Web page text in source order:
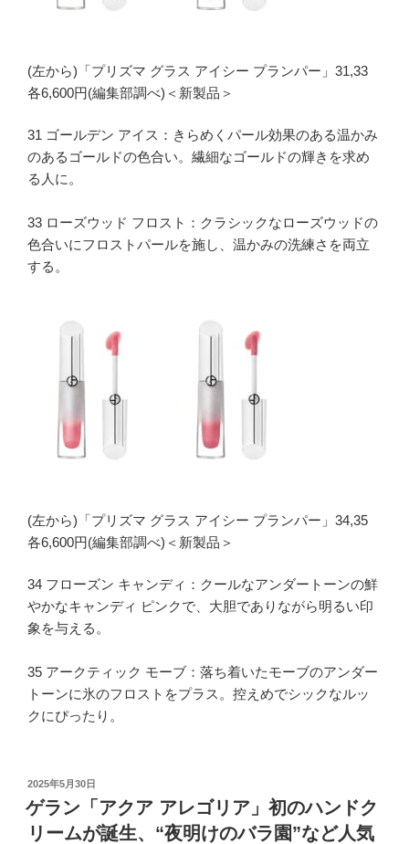
(左から)「プリズマ グラス アイシー プランパー」31,33
各6,600円(編集部調べ)＜新製品＞
31 ゴールデン アイス：きらめくパール効果のある温かみ
のあるゴールドの色合い。繊細なゴールドの輝きを求め
る人に。
33 ローズウッド フロスト：クラシックなローズウッドの
色合いにフロストパールを施し、温かみの洗練さを両立
する。
(左から)「プリズマ グラス アイシー プランパー」34,35
各6,600円(編集部調べ)＜新製品＞
34 フローズン キャンディ：クールなアンダートーンの鮮
やかなキャンディ ピンクで、大胆でありながら明るい印
象を与える。
35 アークティック モーブ：落ち着いたモーブのアンダー
トーンに氷のフロストをプラス。控えめでシックなルッ
クにぴったり。
投
稿
日:
2025年5月30日
ゲラン「アクア アレゴリア」初のハンドク
リームが誕生、“夜明けのバラ園”など人気